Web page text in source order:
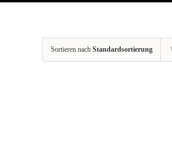
Sortieren nach Standardsortierung